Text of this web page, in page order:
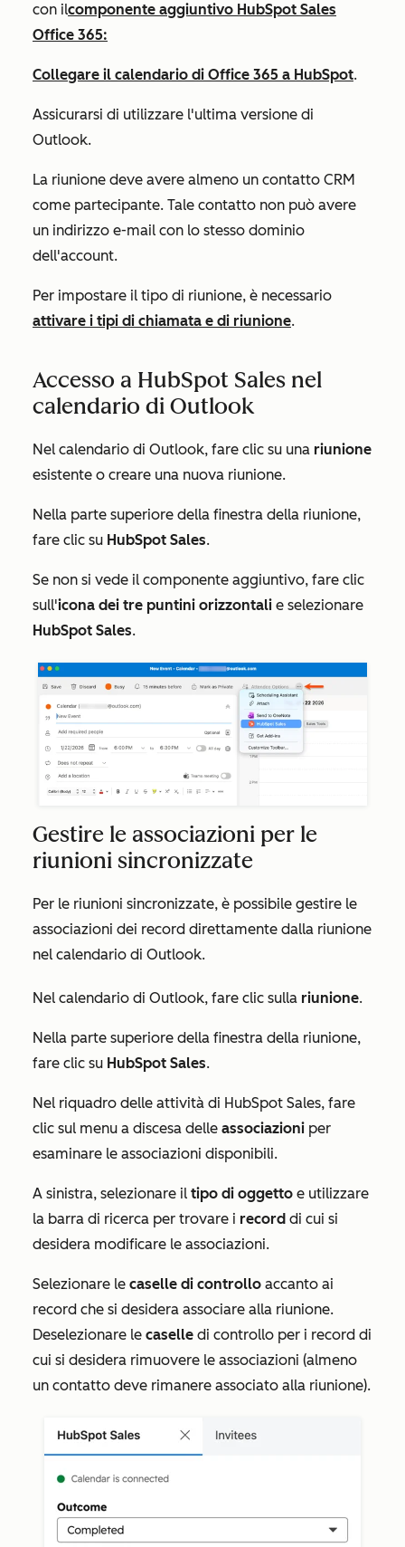
con ilcomponente aggiuntivo HubSpot Sales
Office 365:
Collegare il calendario di Office 365 a HubSpot.
Assicurarsi di utilizzare l'ultima versione di
Outlook.
La riunione deve avere almeno un contatto CRM
come partecipante. Tale contatto non può avere
un indirizzo e-mail con lo stesso dominio
dell'account.
Per impostare il tipo di riunione, è necessario
attivare i tipi di chiamata e di riunione.
Accesso a HubSpot Sales nel
calendario di Outlook
Nel calendario di Outlook, fare clic su una riunione
esistente o creare una nuova riunione.
Nella parte superiore della finestra della riunione,
fare clic su HubSpot Sales.
Se non si vede il componente aggiuntivo, fare clic
sull'icona dei tre puntini orizzontali e selezionare
HubSpot Sales.
Gestire le associazioni per le
riunioni sincronizzate
Per le riunioni sincronizzate, è possibile gestire le
associazioni dei record direttamente dalla riunione
nel calendario di Outlook.
Nel calendario di Outlook, fare clic sulla riunione.
Nella parte superiore della finestra della riunione,
fare clic su HubSpot Sales.
Nel riquadro delle attività di HubSpot Sales, fare
clic sul menu a discesa delle associazioni per
esaminare le associazioni disponibili.
A sinistra, selezionare il tipo di oggetto e utilizzare
la barra di ricerca per trovare i record di cui si
desidera modificare le associazioni.
Selezionare le caselle di controllo accanto ai
record che si desidera associare alla riunione.
Deselezionare le caselle di controllo per i record di
cui si desidera rimuovere le associazioni (almeno
un contatto deve rimanere associato alla riunione).